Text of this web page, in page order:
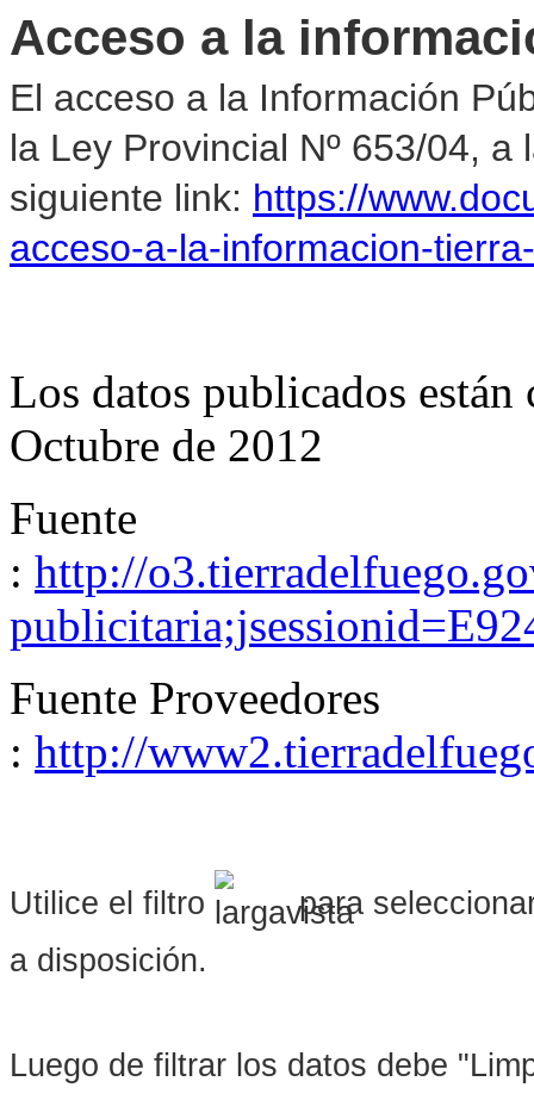
Acceso a la
El acceso a la Información
la Ley Provincial Nº 653/04,
siguiente link: https://
acceso-a-la-informacion-
Los datos publicados
Octubre de 2012
Fuente
: http://
Fuente Proveedores
: http://
Utilice el filtro
para
a disposición.
Luego de filtrar los datos debe